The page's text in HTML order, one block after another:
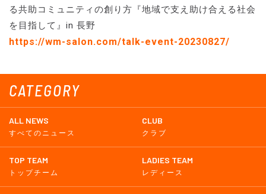
CATEGORY
ALL NEWS
すべてのニュース
CLUB
クラブ
TOP TEAM
トップチーム
LADIES TEAM
レディース
る共助コミュニティの創り方『地域で支え助け合える社会
を目指して』in 長野
https://wm-salon.com/talk-event-20230827/